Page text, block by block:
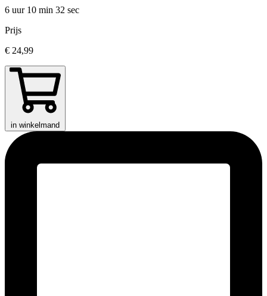
6 uur 10 min 32 sec
Prijs
€ 24,99
in winkelmand